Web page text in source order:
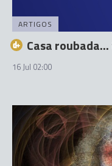
ARTIGOS
Casa
16 Jul 02:00